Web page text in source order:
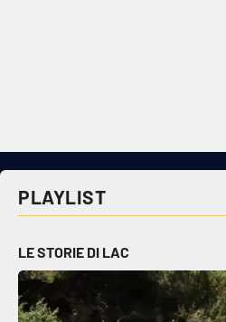
PLAYLIST
LE STORIE DI LAC